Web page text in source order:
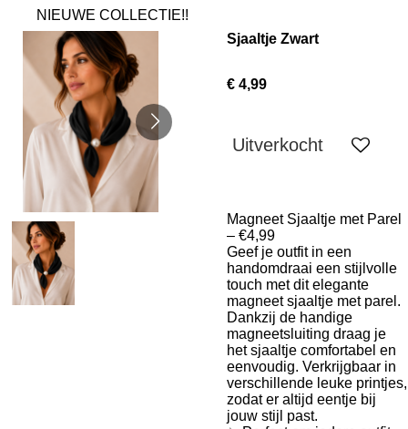
NIEUWE COLLECTIE!!
Sjaaltje Zwart
€ 4,99
Uitverkocht
Magneet Sjaaltje met Parel
– €4,99
Geef je outfit in een
handomdraai een stijlvolle
touch met dit elegante
magneet sjaaltje met parel .
Dankzij de handige
magneetsluiting draag je
het sjaaltje comfortabel en
eenvoudig. Verkrijgbaar in
verschillende leuke printjes,
zodat er altijd eentje bij
jouw stijl past.